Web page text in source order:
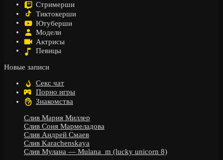
Стримерши
Тиктокерши
Ютуберши
Модели
Актрисы
Певицы
Новые записи
Секс чат
Порно игры
Знакомства
Слив Мария Миллер
Слив Соня Мармеладова
Слив Андрей Смаев
Слив Karachenskaya
Слив Мулана — Mulana_m (lucky unicorn 8)